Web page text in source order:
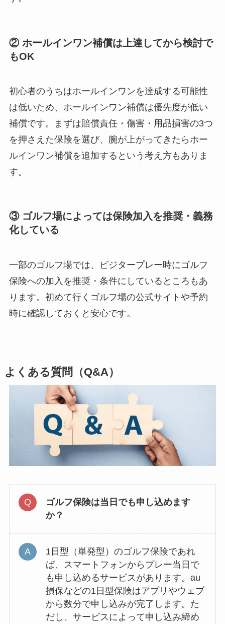
② ホールインワン補償は上達してから検討で
もOK
初心者のうちはホールインワンを達成する可能性
は低いため、ホールインワン補償は優先度が低い
補償です。まずは賠償責任・傷害・用品損害の3つ
を押さえた保険を選び、腕が上がってきたらホー
ルインワン補償を追加するという考え方もありま
す。
③ ゴルフ場によっては保険加入を推奨・義務
化している
一部のゴルフ場では、ビジタープレー時にゴルフ
保険への加入を推奨・条件にしているところもあ
ります。初めて行くゴルフ場の公式サイトや予約
時に確認しておくと安心です。
よくある質問（Q&A）
ゴルフ保険は当日でも申し込めます
か？
1日型（単発型）のゴルフ保険であれ
ば、スマートフォンからプレー当日で
も申し込めるサービスがあります。au
損保などの1日型保険はアプリやウェブ
から数分で申し込みが完了します。た
だし、サービスによって申し込み締め